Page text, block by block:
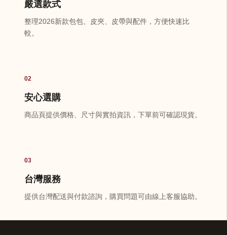
嚴選款式
整理2026新款包包、皮夾、皮帶與配件，方便快速比
較。
02
安心選購
商品頁提供價格、尺寸與實拍資訊，下單前可確認現貨。
03
台灣服務
提供台灣配送與付款諮詢，購買問題可由線上客服協助。